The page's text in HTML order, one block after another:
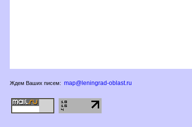
Ждем Ваших писем: map@leningrad-oblast.ru